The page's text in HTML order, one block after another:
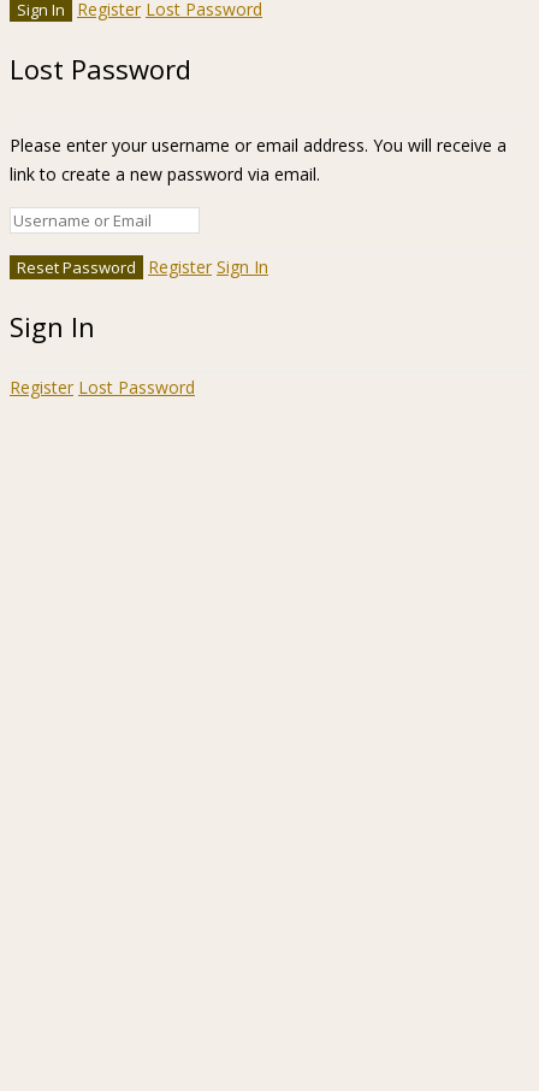
Register Lost Password
Lost Password
Please enter your username or email address. You will receive a
link to create a new password via email.
Register Sign In
Sign In
Register Lost Password